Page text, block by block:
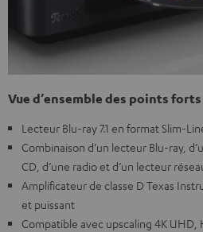
Vue d’ensemble des points forts
Lecteur Blu-ray 7.1 en format Slim-
Combinaison d’un lecteur Blu-ray,
CD, d’une radio et d’un lecteur
Amplificateur de classe D Texas
et puissant
Compatible avec upscaling 4K